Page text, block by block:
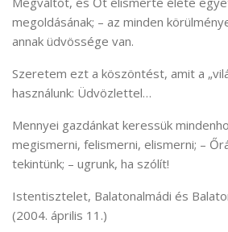
megoldásának; – az minden
annak üdvössége van.
Szeretem ezt a köszöntést, amit a
használunk: Üdvözlettel…
Mennyei gazdánkat keressük
megismerni, felismerni, elismerni; –
tekintünk; – ugrunk, ha szólít!
Istentisztelet, Balatonalmádi és
(2004. április 11.)